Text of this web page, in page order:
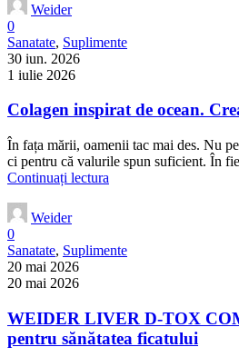
Weider
0
Sanatate, Suplimente
30 iun. 2026
1 iulie 2026
Colagen inspirat de ocean.
În fața mării, oamenii tac mai des. Nu
ci pentru că valurile spun suficient. În
Continuați lectura
Weider
0
Sanatate, Suplimente
20 mai 2026
20 mai 2026
WEIDER LIVER D-TOX
pentru sănătatea ficatului